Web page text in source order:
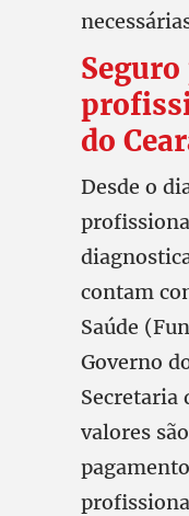
do
Desde o
contam
Saúde
Governo
Secretaria
valores